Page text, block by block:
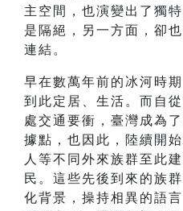
主空間，也演變出了獨
是隔絕，另一方面，卻
連結。
早在數萬年前的冰河時
到此定居、生活。而自
處交通要衝，臺灣成為
據點，也因此，陸續開
人等不同外來族群至此
民。這些先後到來的族
化背景，操持相異的語